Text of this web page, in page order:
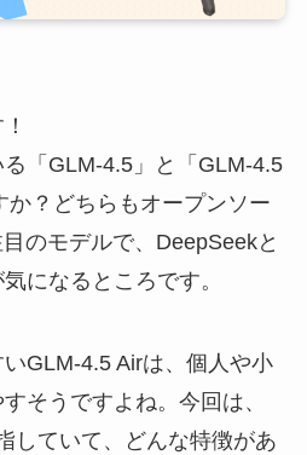
「GLM‑4.5」と「GLM‑4.5
？どちらもオープンソー
のモデルで、DeepSeekと
になるところです。
GLM‑4.5 Airは、個人や小
そうですよね。今回は、
していて、どんな特徴があ